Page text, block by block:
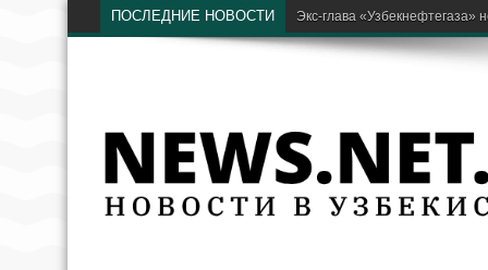
ПОСЛЕДНИЕ НОВОСТИ В AKFA рассказали, как